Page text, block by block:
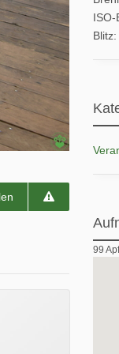
ISO-
Blitz
99